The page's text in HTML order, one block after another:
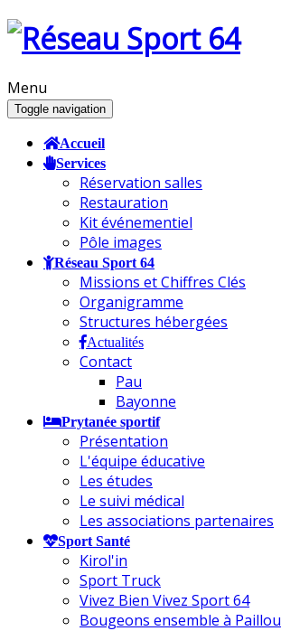
Menu
Toggle navigation
Accueil
Services
Réservation salles
Restauration
Kit événementiel
Pôle images
Réseau Sport 64
Missions et Chiffres Clés
Organigramme
Structures hébergées
Actualités
Contact
Pau
Bayonne
Prytanée sportif
Présentation
L'équipe éducative
Les études
Le suivi médical
Les associations partenaires
Sport Santé
Kirol'in
Sport Truck
Vivez Bien Vivez Sport 64
Bougeons ensemble à Paillou